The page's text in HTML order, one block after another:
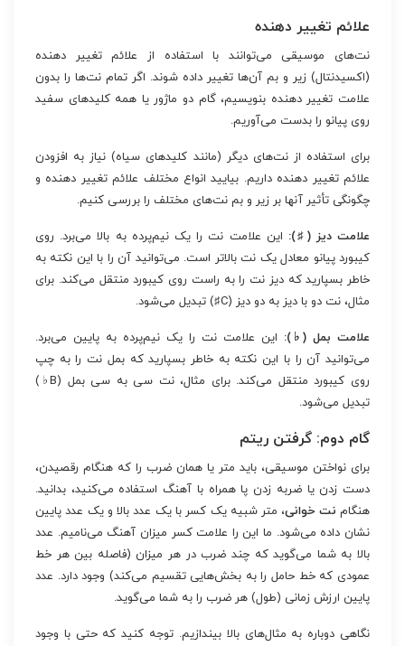
علائم تغییر دهنده
نت‌های موسیقی می‌توانند با استفاده از علائم تغییر دهنده
(اکسیدنتال) زیر و بم آن‌ها تغییر داده شوند. اگر تمام نت‌ها را بدون
علامت تغییر دهنده بنویسیم، گام دو ماژور یا همه کلیدهای سفید
روی پیانو را بدست می‌آوریم.
برای استفاده از نت‌های دیگر (مانند کلیدهای سیاه) نیاز به افزودن
علائم تغییر دهنده داریم. بیایید انواع مختلف علائم تغییر دهنده و
چگونگی تأثیر آنها بر زیر و بم نت‌های مختلف را بررسی کنیم.
علامت دیز (♯): این علامت نت را یک نیم‌پرده به بالا می‌برد. روی
کیبورد پیانو معادل یک نت بالاتر است. می‌توانید آن را با این نکته به
خاطر بسپارید که دیز نت را به راست روی کیبورد منتقل می‌کند. برای
مثال، نت دو با دیز به دو دیز (C♯) تبدیل می‌شود.
علامت بمل (♭): این علامت نت را یک نیم‌پرده به پایین می‌برد.
می‌توانید آن را با این نکته به خاطر بسپارید که بمل نت را به چپ
روی کیبورد منتقل می‌کند. برای مثال، نت سی به سی بمل (B♭)
تبدیل می‌شود.
گام دوم: گرفتن ریتم
برای نواختن موسیقی، باید متر یا همان ضرب را که هنگام رقصیدن،
دست زدن یا ضربه زدن پا همراه با آهنگ استفاده می‌کنید، بدانید.
هنگام نت خوانی، متر شبیه یک کسر با یک عدد بالا و یک عدد پایین
نشان داده می‌شود. ما این را علامت کسر میزان آهنگ می‌نامیم. عدد
بالا به شما می‌گوید که چند ضرب در هر میزان (فاصله بین هر خط
عمودی که خط حامل را به بخش‌هایی تقسیم می‌کند) وجود دارد. عدد
پایین ارزش زمانی (طول) هر ضرب را به شما می‌گوید.
نگاهی دوباره به مثال‌های بالا بیندازیم. توجه کنید که حتی با وجود